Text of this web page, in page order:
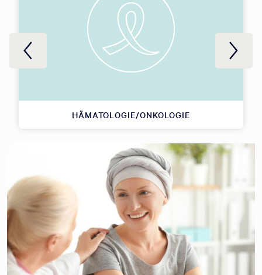
HÄMATOLOGIE/ONKOLOGIE